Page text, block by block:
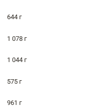
644 г
1 078 г
1 044 г
575 г
961 г